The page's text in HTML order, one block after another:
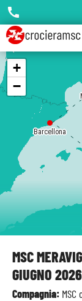
MSC
GIUGNO 2026
Compagnia: MSC
Barcellona
+
−
call